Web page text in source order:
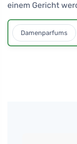
einem Gericht
Damenparfums